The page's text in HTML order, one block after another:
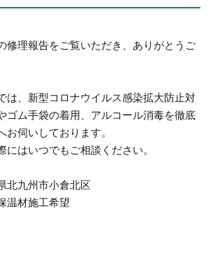
修理報告をご覧いただき、ありがとうご
は、新型コロナウイルス感染拡大防止対
ゴム手袋の着用、アルコール消毒を徹底
お伺いしております。
にはいつでもご相談ください。
北九州市小倉北区
温材施工希望